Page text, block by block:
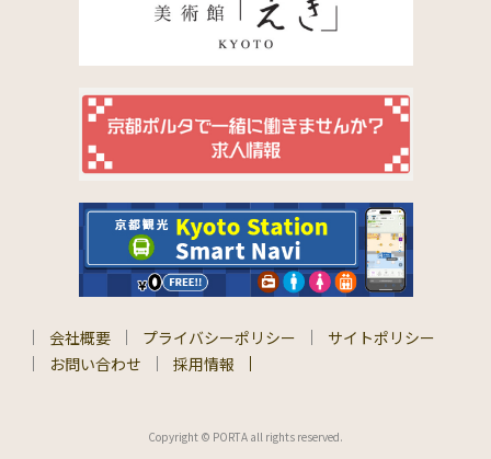
会社概要 プライバシーポリシー
サイトポリシー
お問い合わせ
採用情報
Copyright © PORTA all rights reserved.